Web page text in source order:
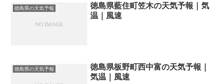
徳島県の天気予報
徳島県藍住町笠木の天気予報｜気
温｜風速
徳島県の天気予報
徳島県板野町西中富の天気予報｜
気温｜風速